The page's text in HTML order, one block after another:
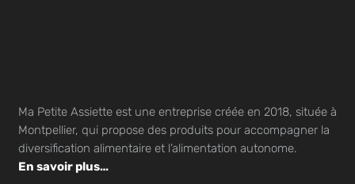
Ma Petite Assiette est une entreprise créée en 2018, située à
Montpellier, qui propose des produits pour accompagner la
diversification alimentaire et l’alimentation autonome.
En savoir plus…